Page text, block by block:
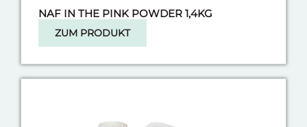
NAF IN THE PINK POWDER 1,4KG
ZUM PRODUKT